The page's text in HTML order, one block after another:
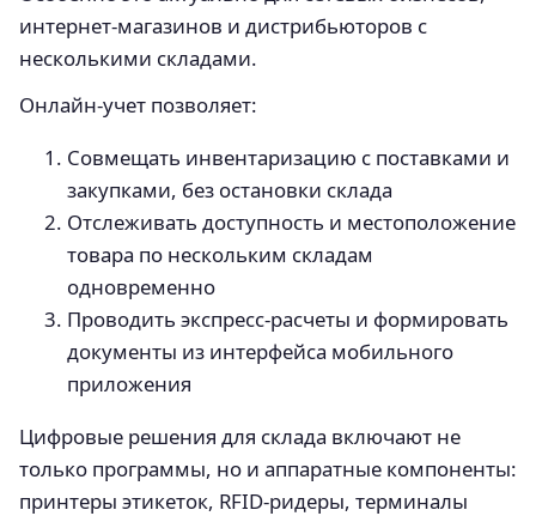
интернет-магазинов и дистрибьюторов с
несколькими складами.
Онлайн-учет позволяет:
Совмещать инвентаризацию с поставками и
закупками, без остановки склада
Отслеживать доступность и местоположение
товара по нескольким складам
одновременно
Проводить экспресс-расчеты и формировать
документы из интерфейса мобильного
приложения
Цифровые решения для склада включают не
только программы, но и аппаратные компоненты:
принтеры этикеток, RFID-ридеры, терминалы